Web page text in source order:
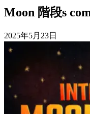
Moon 階段s
2025年5月23日